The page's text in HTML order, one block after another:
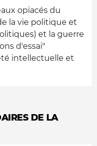
opiacés du
la vie politique et
et la guerre
d'essai"
intellectuelle et
DE LA